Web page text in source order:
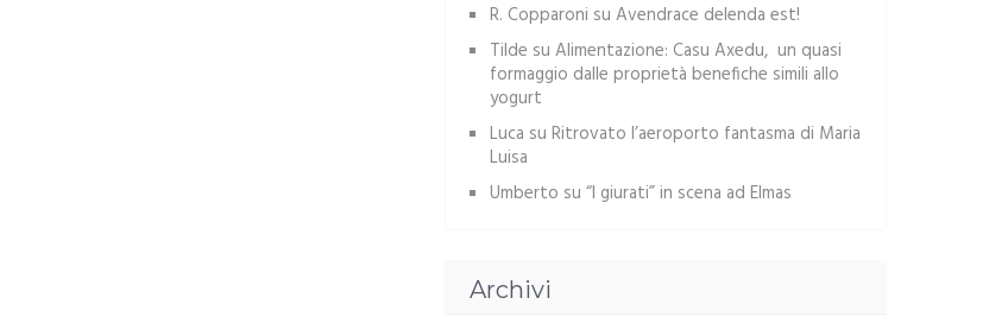
R. Copparoni su Avendrace delenda est!
Tilde su Alimentazione: Casu Axedu, un quasi
formaggio dalle proprietà benefiche simili allo
yogurt
Luca su Ritrovato l’aeroporto fantasma di Maria
Luisa
Umberto su “I giurati” in scena ad Elmas
Archivi